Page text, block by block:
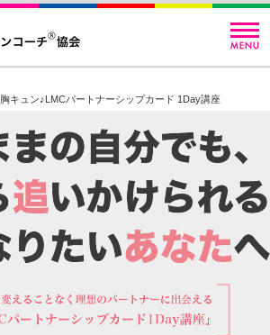
胸キュン♪LMCパートナーシップカード 1Day講座